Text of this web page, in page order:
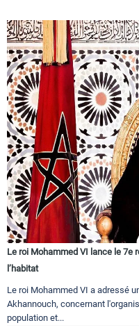
Le roi Mohammed VI lance le 7e
l’habitat
Le roi Mohammed VI a adressé
Akhannouch, concernant
population et...